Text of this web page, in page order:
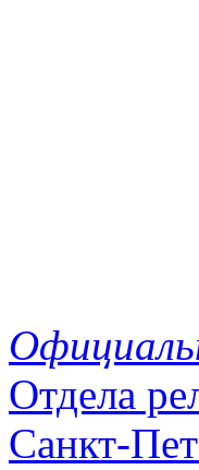
Отдела
Санкт-